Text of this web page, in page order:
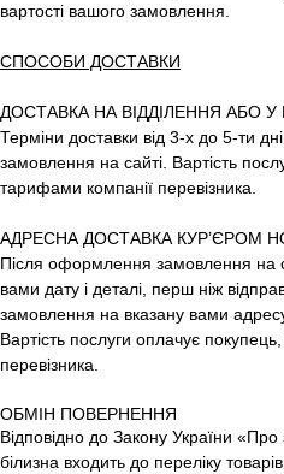
вартості вашого замовлення.
СПОСОБИ ДОСТАВКИ
ДОСТАВКА НА ВІДДІЛЕННЯ АБО
Терміни доставки від 3-х до 5-ти
замовлення на сайті. Вартість
тарифами компанії перевізника.
АДРЕСНА ДОСТАВКА КУР’ЄРОМ
Після оформлення замовлення на
вами дату і деталі, перш ніж
замовлення на вказану вами
Вартість послуги оплачує
перевізника.
ОБМІН ПОВЕРНЕННЯ
Відповідно до Закону України
білизна входить до переліку